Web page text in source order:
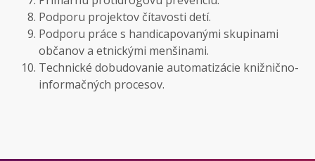
Podporu projektov čítavosti detí.
Podporu práce s handicapovanými skupinami
občanov a etnickými menšinami.
Technické dobudovanie automatizácie knižnično-
informačných procesov.